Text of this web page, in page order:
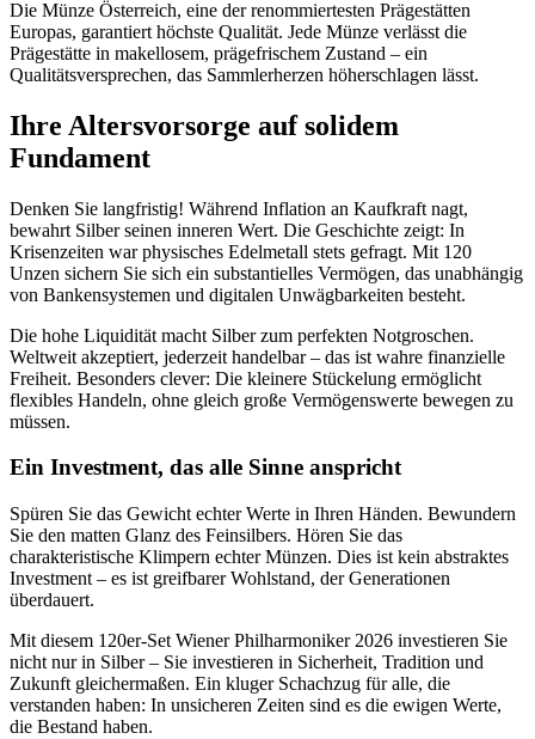
Die Münze Österreich, eine der renommiertesten Prägestätten
Europas, garantiert höchste Qualität. Jede Münze verlässt die
Prägestätte in makellosem, prägefrischem Zustand – ein
Qualitätsversprechen, das Sammlerherzen höherschlagen lässt.
Ihre Altersvorsorge auf solidem
Fundament
Denken Sie langfristig! Während Inflation an Kaufkraft nagt,
bewahrt Silber seinen inneren Wert. Die Geschichte zeigt: In
Krisenzeiten war physisches Edelmetall stets gefragt. Mit 120
Unzen sichern Sie sich ein substantielles Vermögen, das unabhängig
von Bankensystemen und digitalen Unwägbarkeiten besteht.
Die hohe Liquidität macht Silber zum perfekten Notgroschen.
Weltweit akzeptiert, jederzeit handelbar – das ist wahre finanzielle
Freiheit. Besonders clever: Die kleinere Stückelung ermöglicht
flexibles Handeln, ohne gleich große Vermögenswerte bewegen zu
müssen.
Ein Investment, das alle Sinne anspricht
Spüren Sie das Gewicht echter Werte in Ihren Händen. Bewundern
Sie den matten Glanz des Feinsilbers. Hören Sie das
charakteristische Klimpern echter Münzen. Dies ist kein abstraktes
Investment – es ist greifbarer Wohlstand, der Generationen
überdauert.
Mit diesem 120er-Set Wiener Philharmoniker 2026 investieren Sie
nicht nur in Silber – Sie investieren in Sicherheit, Tradition und
Zukunft gleichermaßen. Ein kluger Schachzug für alle, die
verstanden haben: In unsicheren Zeiten sind es die ewigen Werte,
die Bestand haben.